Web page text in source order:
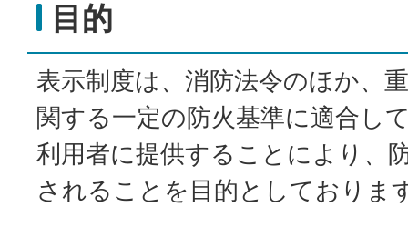
目的
表示制度は、消防法令のほか、
関する一定の防火基準に適合し
利用者に提供することにより、
されることを目的としておりま